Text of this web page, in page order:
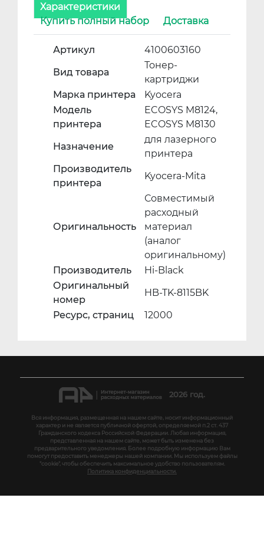
Характеристики
Купить полный набор
Доставка
Артикул
4100603160
Вид товара
Тонер-
картриджи
Марка принтера
Kyocera
Модель
принтера
ECOSYS M8124,
ECOSYS M8130
Назначение
для лазерного
принтера
Производитель
принтера
Kyocera-Mita
Оригинальность
Совместимый
расходный
материал
(аналог
оригинальному)
Производитель
Hi-Black
Оригинальный
номер
HB-TK-8115BK
Ресурс, страниц
12000
2026 год.
Вся информация, размещенная на нашем сайте, носит информационный
характер и не является публичной офертой, определяемой п.2 ст. 437
Гражданского кодекса Российской Федерации. Любая информация,
представленная на нашем сайте, может быть изменена без
предварительного уведомления. Более подробную информацию Вам
помогут предоставить менеджеры нашей компании. Мы используем файлы
"cookie", чтобы обеспечить максимальное удобство пользователям.
Политика конфиденциальности.